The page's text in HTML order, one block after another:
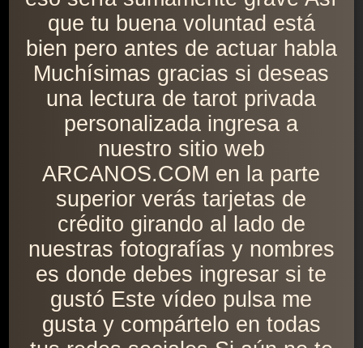
que tu buena voluntad está
bien pero antes de actuar habla
Muchísimas gracias si deseas
una lectura de tarot privada
personalizada ingresa a
nuestro sitio web
ARCANOS.COM en la parte
superior verás tarjetas de
crédito girando al lado de
nuestras fotografías y nombres
es donde debes ingresar si te
gustó Este vídeo pulsa me
gusta y compártelo en todas